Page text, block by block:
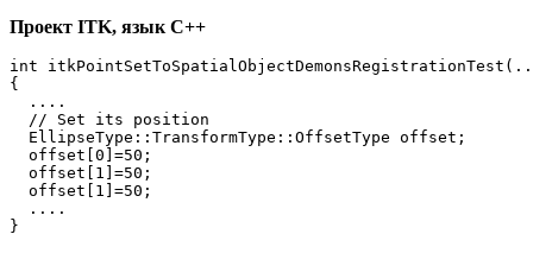
Проект ITK, язык C++
int
{
  ....
  // Set its position
  EllipseType::TransformType::OffsetType offset;
  offset[0]=50;
  offset[1]=50;
  offset[1]=50;
  ....
}